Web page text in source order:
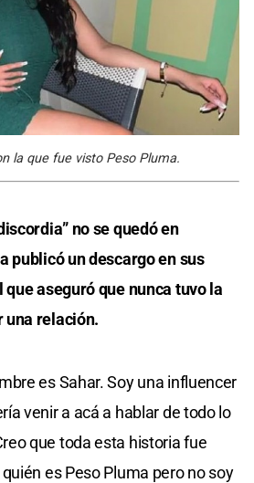
la que fue visto Peso Pluma.
no se quedó en
publicó un descargo en sus
que aseguró que nunca tuvo la
una relación.
es Sahar. Soy una influencer
venir a acá a hablar de todo lo
que toda esta historia fue
es Peso Pluma pero no soy